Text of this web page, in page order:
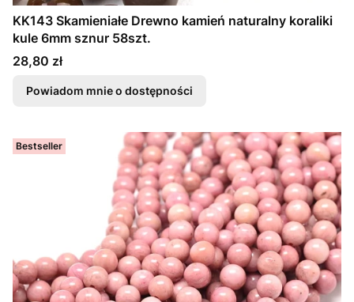
KK143 Skamieniałe Drewno kamień naturalny koraliki
kule 6mm sznur 58szt.
Cena
28,80 zł
Powiadom mnie o dostępności
Bestseller